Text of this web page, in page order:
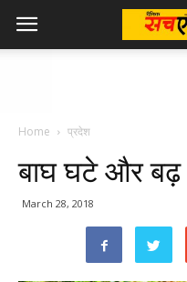
Home प्रदेश
बाघ घटे और बढ़
March 28, 2018